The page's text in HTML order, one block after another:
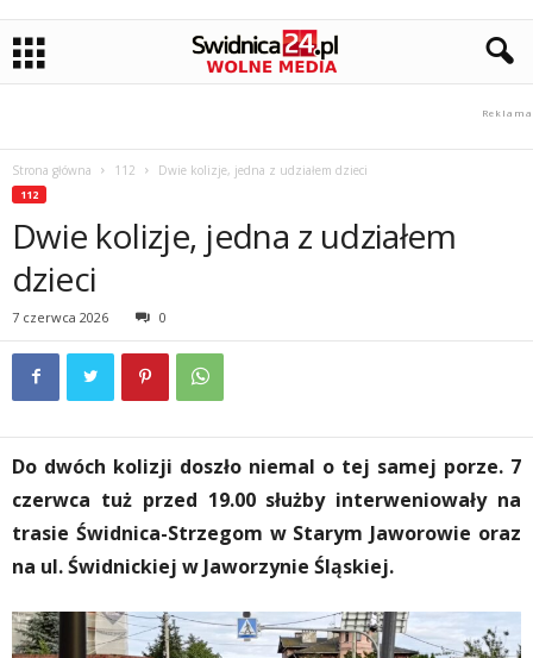
Strona główna 112 Dwie kolizje, jedna z udziałem dzieci
112
Dwie kolizje, jedna z udziałem
dzieci
7 czerwca 2026 0
Do dwóch kolizji doszło niemal o tej samej porze. 7
czerwca tuż przed 19.00 służby interweniowały na
trasie Świdnica-Strzegom w Starym Jaworowie oraz
na ul. Świdnickiej w Jaworzynie Śląskiej.